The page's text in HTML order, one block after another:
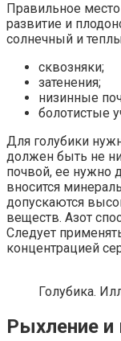
Правильное
развитие и
солнечный и
сквозняки;
затенения;
низинные
болотистые
Для голубики
должен быть не
почвой, ее нужно
вносится
допускаются
веществ. Азот
Следует
концентрацией
Голубика.
Рыхление и